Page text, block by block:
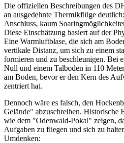
Die offiziellen Beschreibungen des
an ausgedehnte Thermikflüge
Anschluss, kaum
Diese Einschätzung basiert auf der
Eine Warmluftblase, die sich am
vertikale Distanz, um sich zu einem
formieren und zu beschleunigen. Bei
Null und einem Talboden in 110
am Boden, bevor er den Kern des
zentriert hat.
Dennoch wäre es falsch, den
Gelände" abzuschreiben. Historische
wie dem "Odenwald-Pokal" zeigen,
Aufgaben zu fliegen und sich zu
Umdenken: